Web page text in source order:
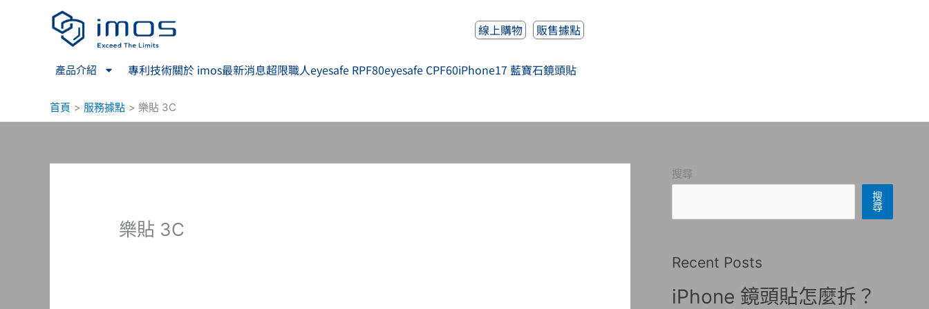
線上購物 販售據點
產品介紹 專利技術關於 imos最新消息超限職人eyesafe RPF80eyesafe CPF60iPhone17 藍寶石鏡頭貼
首頁 服務據點 樂貼 3C
樂貼 3C
搜尋
搜
尋
Recent Posts
iPhone 鏡頭貼怎麼拆？